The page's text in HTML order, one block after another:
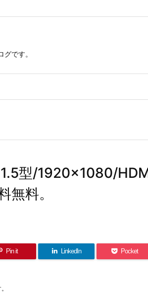
です。
型/1920×1080/
料。
Pin it LinkedIn Pocket